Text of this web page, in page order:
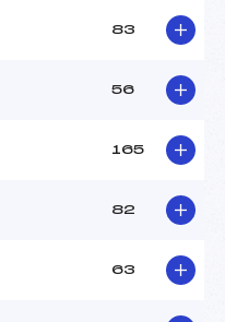
83
56
165
82
63